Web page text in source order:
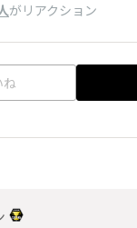
がリアクション
ね